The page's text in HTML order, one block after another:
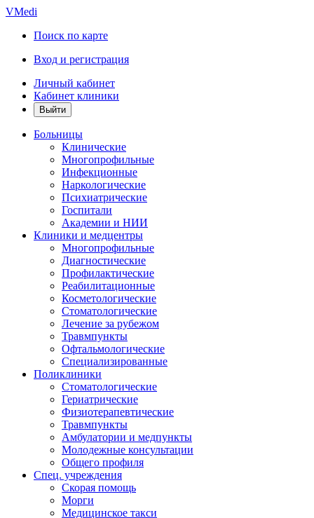
VMedi
Поиск по карте
Вход и регистрация
Личный кабинет
Кабинет клиники
Больницы
Клинические
Многопрофильные
Инфекционные
Наркологические
Психиатрические
Госпитали
Академии и НИИ
Клиники и медцентры
Многопрофильные
Диагностические
Профилактические
Реабилитационные
Косметологические
Стоматологические
Лечение за рубежом
Травмпункты
Офтальмологические
Специализированные
Поликлиники
Стоматологические
Гериатрические
Физиотерапевтические
Травмпункты
Амбулатории и медпункты
Молодежные консультации
Общего профиля
Спец. учреждения
Скорая помощь
Морги
Медицинское такси